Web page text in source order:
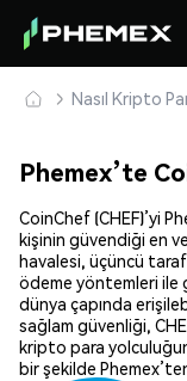
Nasıl Kripto
Phemex’te
CoinChef (CHEF)’yi
kişinin güvendiği en
havalesi, üçüncü
ödeme yöntemleri ile
dünya çapında
sağlam güvenliği,
kripto para
bir şekilde